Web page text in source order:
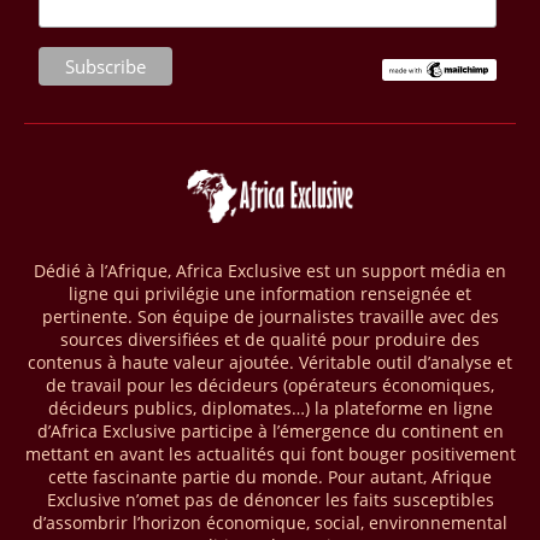
28/03/26 AFRIQUE - MOBILE MONEY
Selon le rapport publié par l’Association mondiale des opérateurs de
par les comptes de mobile money en Afrique au cours de l'année
2025, en hausse d'environ 27 % par rapport à 2024. Le rapport intitulé
« The State of the Industry Report on Mobile Money 2026 » précise
mobile money réalisées à l’échelle mondiale, qui s’est établie à 2091
milliards USD (+23 % par rapport à 2024). L’Afrique a également
enregistré environ 74 % du nombre de transactions de Mobile money
répertoriées l’an passé dans le monde, avec environ 92 milliards de
transactions (+16 % par rapport à 2024) sur un total de 125 milliards
dans le monde.
28/03/26 AFRIQUE - ECONOMIE CREATIVE
Une rapport publié dernièrement par le Boston Consulting Group, et
intitulé « Africa Unleashed: Empowering Women in Creative Industries
», dresse un état des lieux saisissant de l'économie créative africaine
Dédié à l’Afrique, Africa Exclusive est un support média en
ligne qui privilégie une information renseignée et
pertinente. Son équipe de journalistes travaille avec des
sources diversifiées et de qualité pour produire des
contenus à haute valeur ajoutée. Véritable outil d’analyse et
de travail pour les décideurs (opérateurs économiques,
décideurs publics, diplomates…) la plateforme en ligne
d’Africa Exclusive participe à l’émergence du continent en
mettant en avant les actualités qui font bouger positivement
cette fascinante partie du monde. Pour autant, Afrique
Exclusive n’omet pas de dénoncer les faits susceptibles
d’assombrir l’horizon économique, social, environnemental